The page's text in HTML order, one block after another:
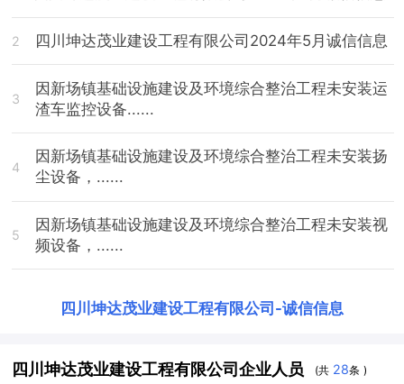
2 四川坤达茂业建设工程有限公司2024年5月诚信信息
3
因新场镇基础设施建设及环境综合整治工程未安装运
渣车监控设备......
4
因新场镇基础设施建设及环境综合整治工程未安装扬
尘设备，......
5
因新场镇基础设施建设及环境综合整治工程未安装视
频设备，......
四川坤达茂业建设工程有限公司 -诚信信息
四川坤达茂业建设工程有限公司企业人员 (共 28条 )